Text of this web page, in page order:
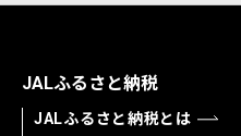
JALふるさと納税
JALふるさと納税とは